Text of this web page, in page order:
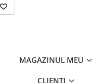
MAGAZINUL MEU
CLIENTI